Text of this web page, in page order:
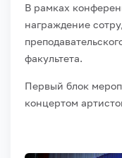
В рамках
награждение
факультета.
Первый блок
концертом